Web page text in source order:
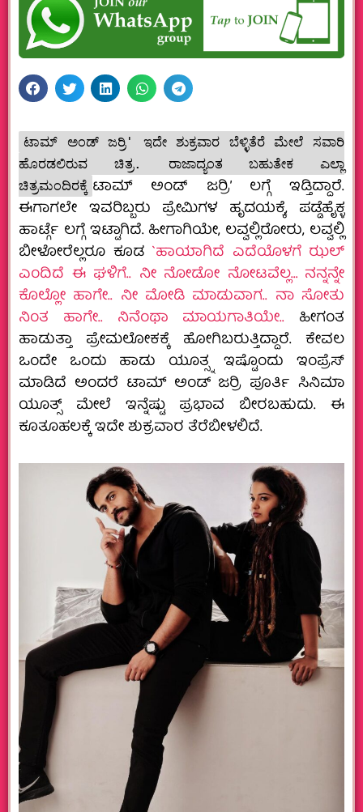
ಟಾಮ್ ಅಂಡ್ ಜರ‍್ರಿ' ಇದೇ ಶುಕ್ರವಾರ ಬೆಳ್ಳಿತೆರೆ ಮೇಲೆ ಸವಾರಿ
ಹೊರಡಲಿರುವ ಚಿತ್ರ. ರಾಜಾದ್ಯಂತ ಬಹುತೇಕ ಎಲ್ಲಾ
ಚಿತ್ರಮಂದಿರಕ್ಕೆ ಟಾಮ್ ಅಂಡ್ ಜರ‍್ರಿ’ ಲಗ್ಗೆ ಇಡ್ತಿದ್ದಾರೆ.
ಈಗಾಗಲೇ ಇವರಿಬ್ಬರು ಪ್ರೇಮಿಗಳ ಹೃದಯಕ್ಕೆ, ಪಡ್ಡೆಹೈಕ್ಳ
ಹಾರ್ಟ್ಗೆ ಲಗ್ಗೆ ಇಟ್ಟಾಗಿದೆ. ಹೀಗಾಗಿಯೇ, ಲವ್ವಲ್ಲಿರೋರು, ಲವ್ವಲ್ಲಿ
ಬೀಳೋರೆಲ್ಲರೂ ಕೂಡ `ಹಾಯಾಗಿದೆ ಎದೆಯೊಳಗೆ ಝಲ್
ಎಂದಿದೆ ಈ ಘಳಿಗೆ.. ನೀ ನೋಡೋ ನೋಟವೆಲ್ಲ… ನನ್ನನ್ನೇ
ಕೊಲ್ಲೋ ಹಾಗೇ.. ನೀ ಮೋಡಿ ಮಾಡುವಾಗ.. ನಾ ಸೋತು
ನಿಂತ ಹಾಗೇ.. ನಿನೆಂಥಾ ಮಾಯಗಾತಿಯೇ.. ಹೀಗಂತ
ಹಾಡುತ್ತಾ ಪ್ರೇಮಲೋಕಕ್ಕೆ ಹೋಗಿಬರುತ್ತಿದ್ದಾರೆ. ಕೇವಲ
ಒಂದೇ ಒಂದು ಹಾಡು ಯೂತ್ಸ್ನ ಇಷ್ಟೊಂದು ಇಂಪ್ರೆಸ್
ಮಾಡಿದೆ ಅಂದರೆ ಟಾಮ್ ಅಂಡ್ ಜರ‍್ರಿ ಪೂರ್ತಿ ಸಿನಿಮಾ
ಯೂತ್ಸ್ ಮೇಲೆ ಇನ್ನೆಷ್ಟು ಪ್ರಭಾವ ಬೀರಬಹುದು. ಈ
ಕೂತೂಹಲಕ್ಕೆ ಇದೇ ಶುಕ್ರವಾರ ತೆರೆಬೀಳಲಿದೆ.